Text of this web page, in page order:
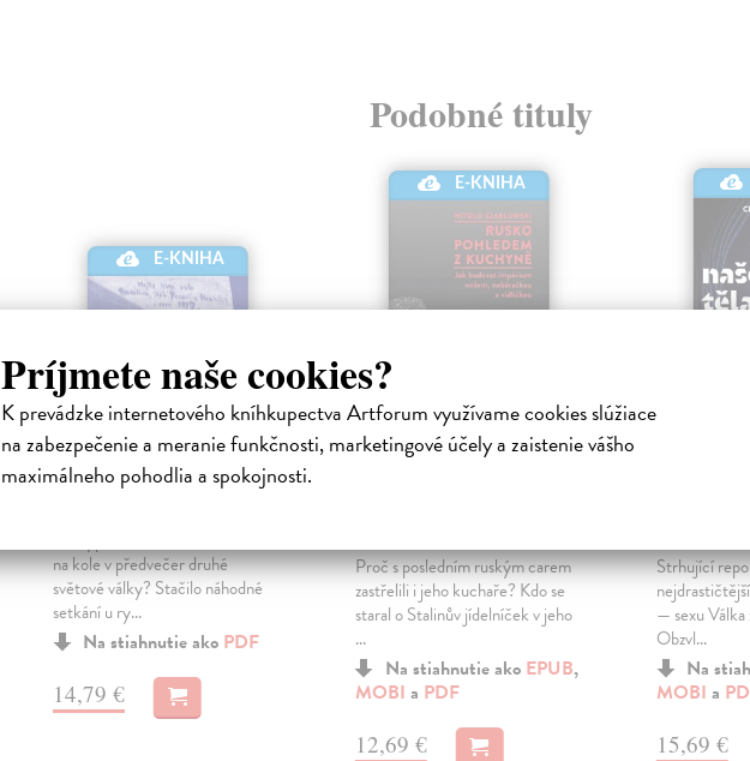
Príjmete naše cookies?
K prevádzke internetového kníhkupectva Artforum využívame cookies slúžiace
na zabezpečenie a meranie funkčnosti, marketingové účely a zaistenie vášho
maximálneho pohodlia a spokojnosti.
Podobné tituly
E-KNIHA
Slunci a obzoru
Krainer Vratislav
| Elektronická
na kole v předvečer druhé
světové války? Stačilo náhodné
setkání u ry...
Na stiahnutie ako PDF
14,79 €
E-KNIHA
Rusko pohledem z
Proč s posledním ruským carem
zastřelili i jeho kuchaře? Kdo se
staral o Stalinův jídelníček v jeho
...
Na stiahnutie ako EPUB,
MOBI a PDF
12,69 €
Naše
Strhující
— sexu Válka
Obzvl...
Na
MOBI a
15,69 €